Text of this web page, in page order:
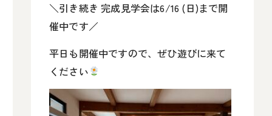
＼引き続き 完成見学会は6/16 (日)まで開
催中です／
平日も開催中ですので、ぜひ遊びに来て
ください